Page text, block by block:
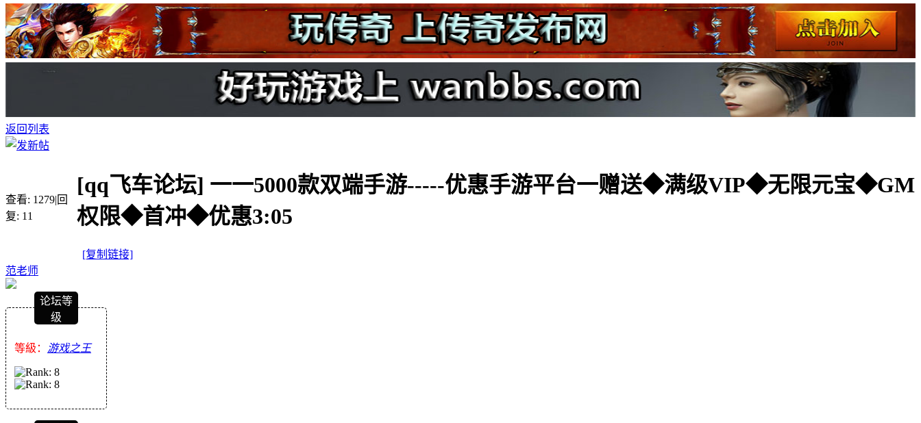
返回列表
查看: 1279|回
复: 11
[qq飞车论坛] 一一5000款双端手游-----优惠手游平台一赠送◆满级VIP◆无限元宝◆GM
权限◆首冲◆优惠3:05
[复制链接]
范老师
论坛等
级
等級： 游戏之王